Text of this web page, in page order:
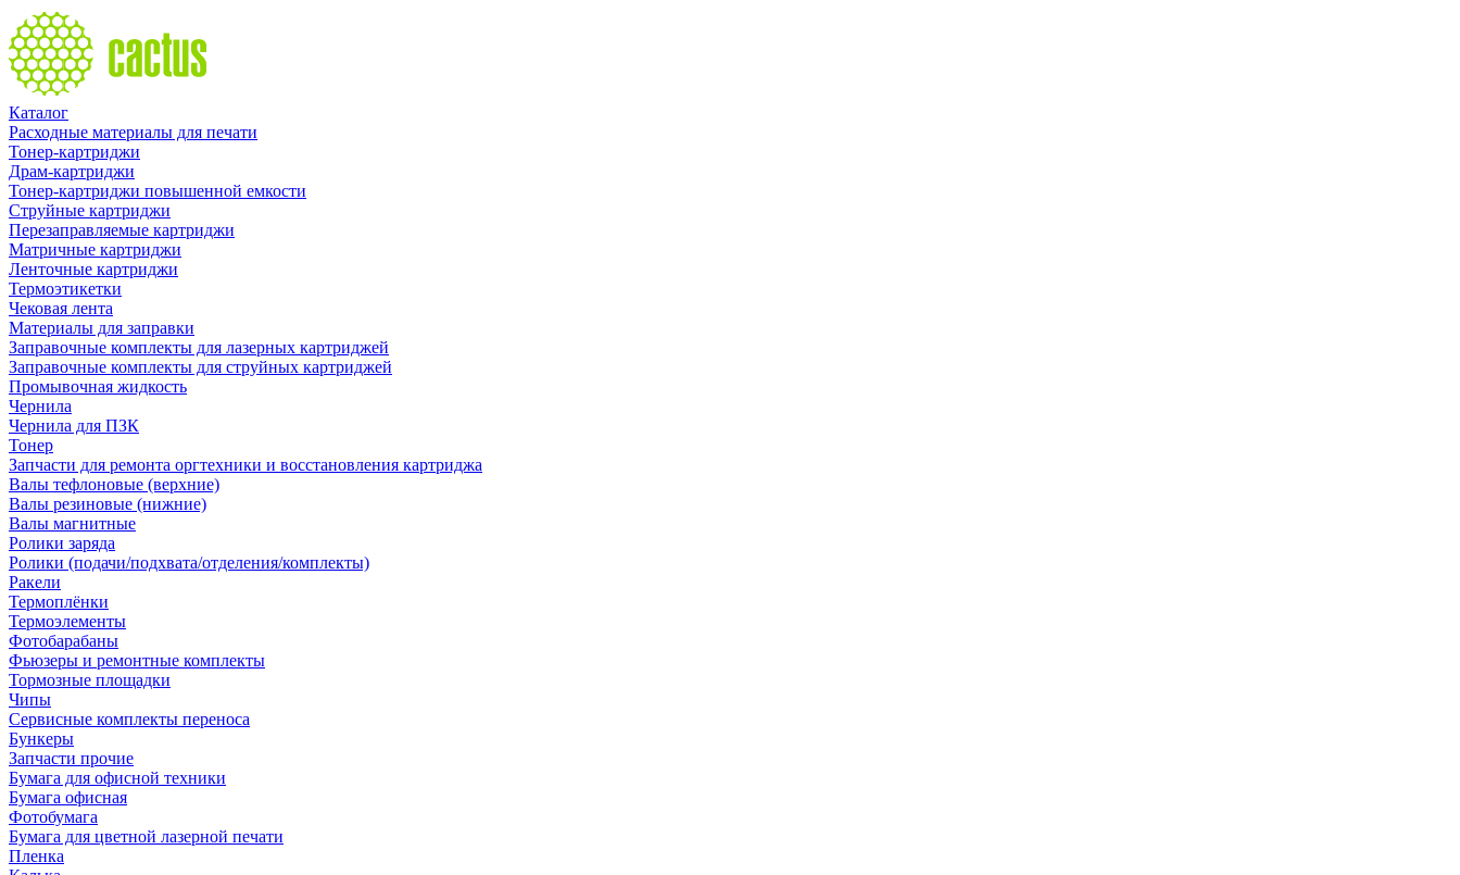
Каталог
Расходные материалы для печати
Тонер-картриджи
Драм-картриджи
Тонер-картриджи повышенной емкости
Струйные картриджи
Перезаправляемые картриджи
Матричные картриджи
Ленточные картриджи
Термоэтикетки
Чековая лента
Материалы для заправки
Заправочные комплекты для лазерных картриджей
Заправочные комплекты для струйных картриджей
Промывочная жидкость
Чернила
Чернила для ПЗК
Тонер
Запчасти для ремонта оргтехники и восстановления картриджа
Валы тефлоновые (верхние)
Валы резиновые (нижние)
Валы магнитные
Ролики заряда
Ролики (подачи/подхвата/отделения/комплекты)
Ракели
Термоплёнки
Термоэлементы
Фотобарабаны
Фьюзеры и ремонтные комплекты
Тормозные площадки
Чипы
Сервисные комплекты переноса
Бункеры
Запчасти прочие
Бумага для офисной техники
Бумага офисная
Фотобумага
Бумага для цветной лазерной печати
Пленка